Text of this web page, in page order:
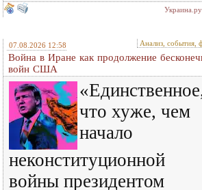
Украина.ру
07.08.2026 12:58 Анализ, события,
Война в Иране как продолжение
войн США
что хуже, чем
начало
неконституционной
войны президентом